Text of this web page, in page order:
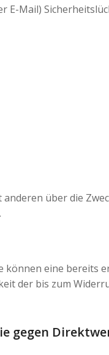
E-Mail)
über die
können eine bereits
der bis zum
gegen